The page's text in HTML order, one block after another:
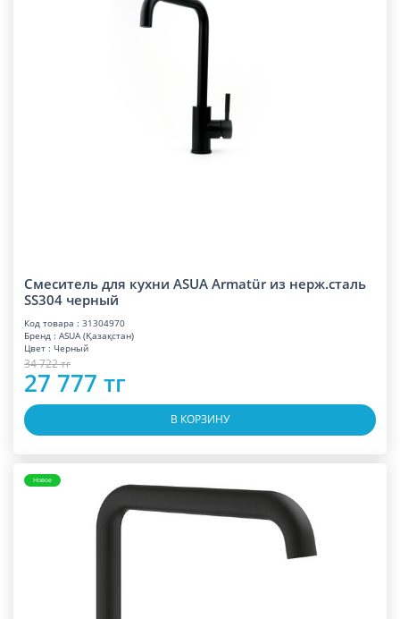
Смеситель для кухни ASUA Armatür из нерж.сталь
SS304 черный
Код товара : 31304970
Бренд : ASUA (Қазақстан)
Цвет : Черный
34 722 тг
27 777 тг
В КОРЗИНУ
Новое